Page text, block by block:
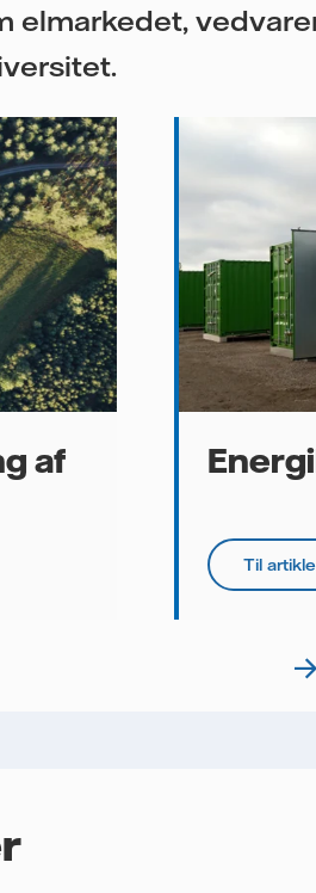
elmarkedet,
af
Til